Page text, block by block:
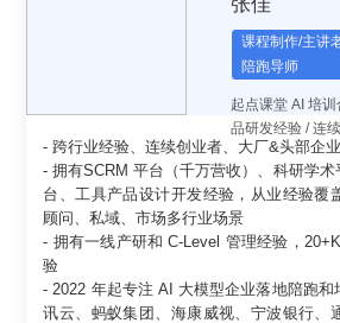
课程制作/主讲
陪跑导师
起点课堂 AI 培
品研发经验 / 连
- 跨行业经验、连续创业者、大厂&头部企
- 拥有SCRM 平台（千万营收）、科研学
台、工具产品设计开发经验，从业经验覆
顾问、私域、市场多行业场景
- 拥有一线产研和 C-Level 管理经验，
验
- 2022 年起专注 AI 大模型企业落地陪跑和
讯云、蚂蚁集团、海康威视、宁波银行、